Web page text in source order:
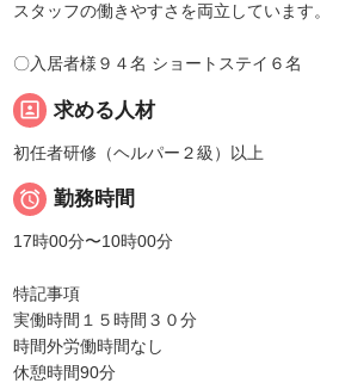
スタッフの働きやすさを両立しています。
〇入居者様９４名 ショートステイ６名
portrait 求める人材
初任者研修（ヘルパー２級）以上
 勤務時間
17時00分〜10時00分
特記事項
実働時間１５時間３０分
時間外労働時間なし
休憩時間90分